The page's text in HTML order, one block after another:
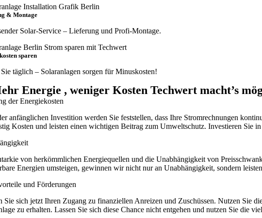
& Montage
Solar-Service – Lieferung und Profi-Montage.
sparen
täglich – Solaranlagen sorgen für Minuskosten!
Energie , wenigerKosten Techwert macht’s
der Energiekosten
anfänglichen Investition werden Sie feststellen, dass Ihre Stromrechnungen
Kosten und leisten einen wichtigen Beitrag zum Umweltschutz. Investieren Sie
von herkömmlichen Energiequellen und die Unabhängigkeit von
Energien umsteigen, gewinnen wir nicht nur an Unabhängigkeit, sondern
und Förderungen
Sie sich jetzt Ihren Zugang zu finanziellen Anreizen und Zuschüssen. Nutzen Sie
zu erhalten. Lassen Sie sich diese Chance nicht entgehen und nutzen Sie die